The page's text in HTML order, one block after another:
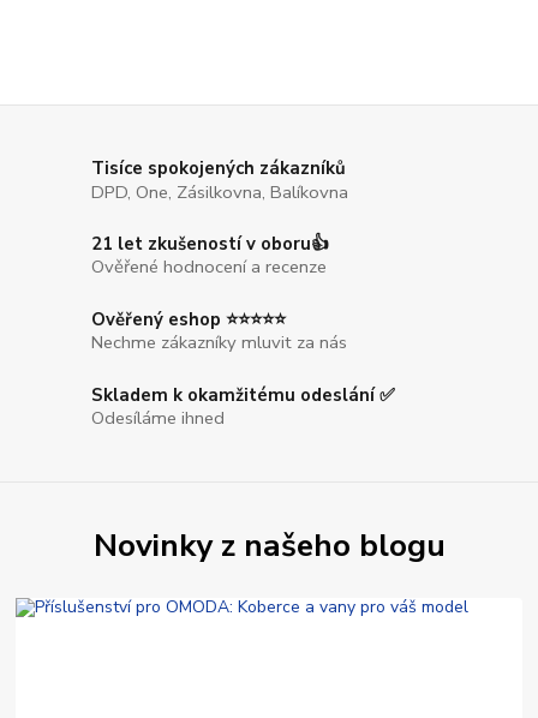
Tisíce spokojených zákazníků
DPD, One, Zásilkovna, Balíkovna
21 let zkušeností v oboru👍
Ověřené hodnocení a recenze
Ověřený eshop ⭐⭐⭐⭐⭐
Nechme zákazníky mluvit za nás
Skladem k okamžitému odeslání ✅
Odesíláme ihned
Novinky z našeho blogu